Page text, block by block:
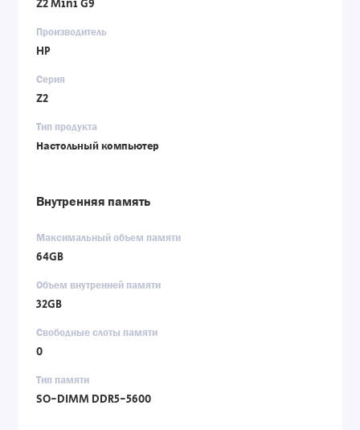
Z2 Mini G9
Производитель
HP
Серия
Z2
Тип продукта
Настольный компьютер
Внутренняя память
Максимальный объем памяти
64GB
Объем внутренней памяти
32GB
Свободные слоты памяти
0
Тип памяти
SO-DIMM DDR5-5600